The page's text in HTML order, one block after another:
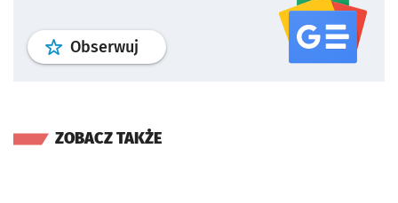
Obserwuj profil serwisu
ZOBACZ TAKŻE